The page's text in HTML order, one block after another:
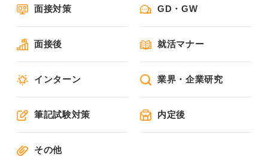
面接対策 GD・GW
面接後 就活マナー
インターン 業界・企業研究
筆記試験対策 内定後
その他